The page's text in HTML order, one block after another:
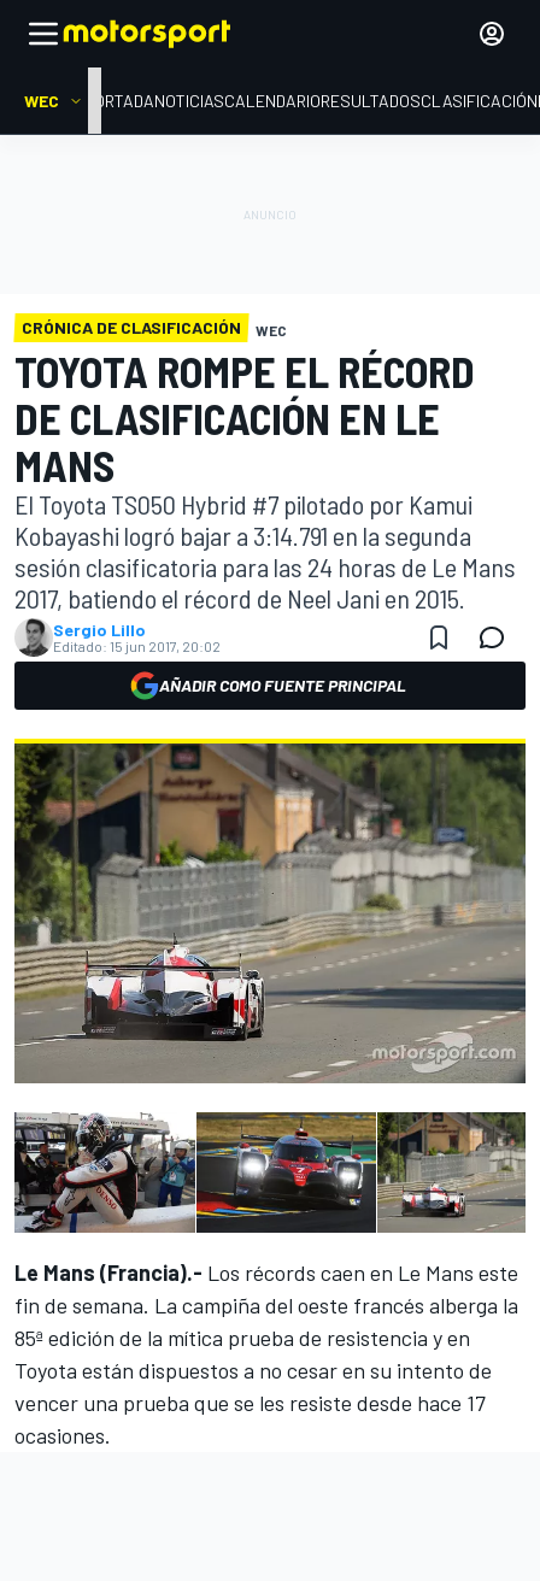
WEC PORTADANOTICIASCALENDARIORESULTADOSCLASIFICACIÓN
CRÓNICA DE CLASIFICACIÓN WEC
TOYOTA ROMPE EL RÉCORD
DE CLASIFICACIÓN EN LE
MANS
El Toyota TS050 Hybrid #7 pilotado por Kamui
Kobayashi logró bajar a 3:14.791 en la segunda
sesión clasificatoria para las 24 horas de Le Mans
2017, batiendo el récord de Neel Jani en 2015.
Sergio Lillo
Editado: 15 jun 2017, 20:02
AÑADIR COMO FUENTE PRINCIPAL
Le Mans (Francia).- Los récords caen en Le Mans este
fin de semana. La campiña del oeste francés alberga la
85ª edición de la mítica prueba de resistencia yen
Toyota están dispuestos a no cesar en su intento de
vencer una prueba que se les resiste desde hace 17
ocasiones.